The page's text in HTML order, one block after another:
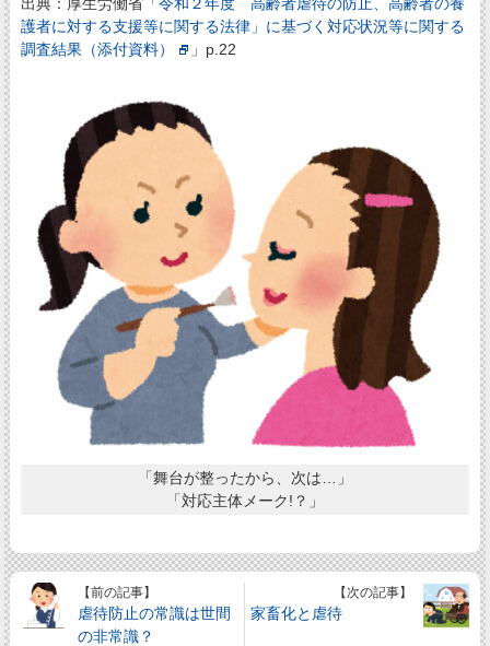
護者に対する支援等に関する法律」に基づく対応状況等に関する
調査結果（添付資料）
」p.22
「舞台が整ったから、次は…」
「対応主体メーク!？」
【前の記事】
虐待防止の常識は世間
の非常識？
【次の記事】
家畜化と虐待